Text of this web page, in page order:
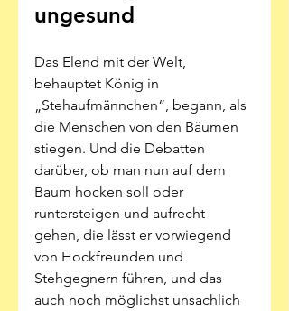
ungesund
Das Elend mit der Welt,
behauptet König in
„Stehaufmännchen“, begann, als
die Menschen von den Bäumen
stiegen. Und die Debatten
darüber, ob man nun auf dem
Baum hocken soll oder
runtersteigen und aufrecht
gehen, die lässt er vorwiegend
von Hockfreunden und
Stehgegnern führen, und das
auch noch möglichst unsachlich